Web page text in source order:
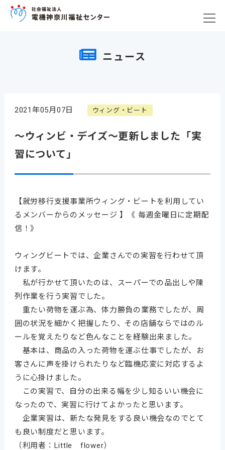
ニュース
2021年05月07日 ウィング・ビート
～ウィンビ・デイズ～更新しました「実
習について」
【就労移行支援事業所ウィング・ビートを利用してい
るメンバーからのメッセージ 】《 毎週金曜日に定期配
信！》
ウィングビートでは、企業さんでの実習を行わせて頂
けます。
私が行かせて頂いたのは、スーパーでの品出しや陳
列作業を行う実習でした。
重たい荷物を運ぶ為、体力勝負の業務でしたが、周
囲の状況を細かく把握したり、その店舗ならではのル
ールを覚えたりなど色んなことを経験出来ました。
基本は、商品の入った荷物を運ぶ仕事でしたが、お
客さんに声を掛けられたりなど臨機応変に対応するよ
うに心掛けました。
この実習で、自分の出来る幅を少し知るいい機会に
なったので、実習に行けてよかったと思います。
企業実習は、新たな発見をする良い機会なのでとて
も良い制度だと思います。
（利用者：Little flower）